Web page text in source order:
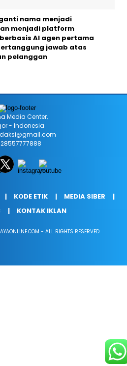
nama menjadi
menjadi platform
AI agen pertama
jawab atas
pelanggan
Media Center,
- Indonesia
KODE ETIK
MEDIA SIBER
KONTAK IKLAN
- ALL RIGHTS RESERVED